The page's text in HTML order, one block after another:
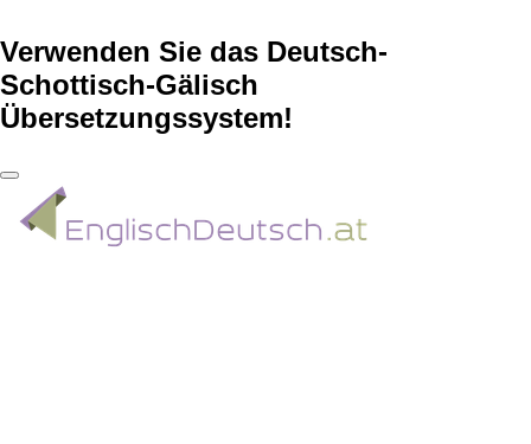
Verwenden Sie das Deutsch-
Schottisch-Gälisch
Übersetzungssystem!